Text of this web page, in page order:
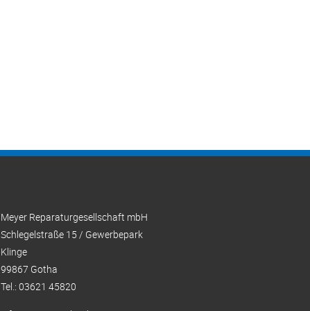
Meyer Reparaturgesellschaft mbH
Schlegelstraße 15 / Gewerbepark
Klinge
99867 Gotha
Tel.: 03621 45820